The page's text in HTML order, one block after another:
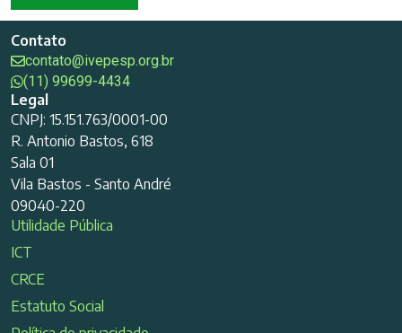
Contato
contato@ivepesp.org.br
(11) 99699-4434
Legal
CNPJ: 15.151.763/0001-00
R. Antonio Bastos, 618
Sala 01
Vila Bastos - Santo André
09040-220
Utilidade Pública
ICT
CRCE
Estatuto Social